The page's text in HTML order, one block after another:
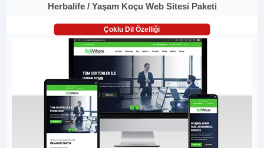
Herbalife / Yaşam Koçu Web Sitesi Paketi
Çoklu Dil Özelliği